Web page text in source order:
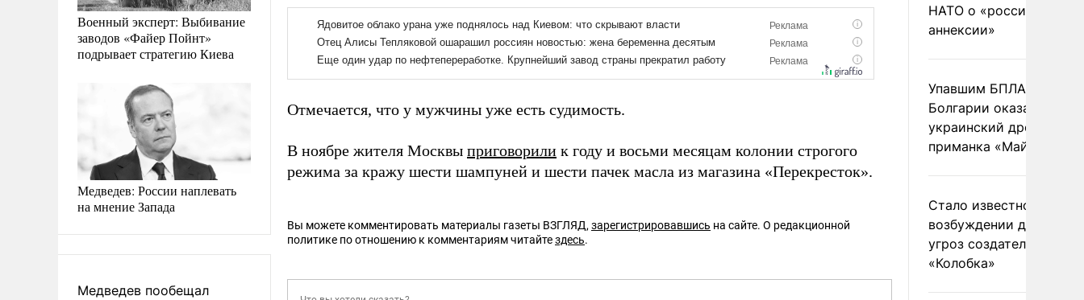
Военный эксперт: Выбивание
заводов «Файер Пойнт»
подрывает стратегию Киева
Медведев: России наплевать
на мнение Запада
Медведев пообещал
Отмечается, что у мужчины уже есть судимость.
В ноябре жителя Москвы приговорили к году и восьми месяцам колонии строгого
режима за кражу шести шампуней и шести пачек масла из магазина «Перекресток».
Вы можете комментировать материалы газеты ВЗГЛЯД, зарегистрировавшись на сайте. О редакционной
политике по отношению к комментариям читайтездесь.
НАТО о «российской
аннексии»
Упавшим БПЛА в
Болгарии оказался
украинский дрон-
приманка «Майя»
Стало известно о
возбуждении дела из-
угроз создателям
«Колобка»